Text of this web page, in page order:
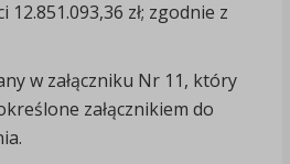
zł; zgodnie z
w załączniku Nr 11, który
załącznikiem do